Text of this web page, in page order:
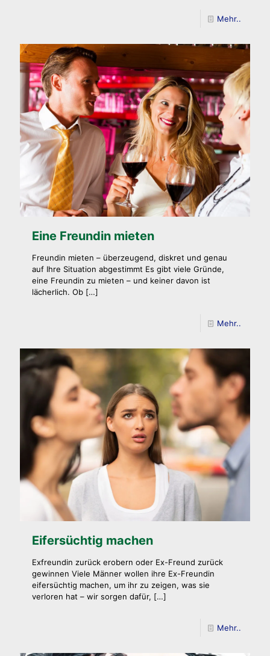
Mehr..
Eine Freundin mieten
Freundin mieten – überzeugend, diskret und genau
auf Ihre Situation abgestimmt Es gibt viele Gründe,
eine Freundin zu mieten – und keiner davon ist
lächerlich. Ob […]
Mehr..
Eifersüchtig machen
Exfreundin zurück erobern oder Ex-Freund zurück
gewinnen Viele Männer wollen ihre Ex-Freundin
eifersüchtig machen, um ihr zu zeigen, was sie
verloren hat – wir sorgen dafür, […]
Mehr..